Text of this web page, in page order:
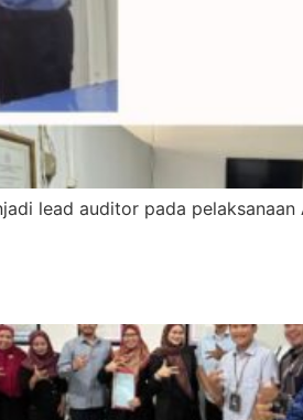
lead auditor pada pelaksanaan